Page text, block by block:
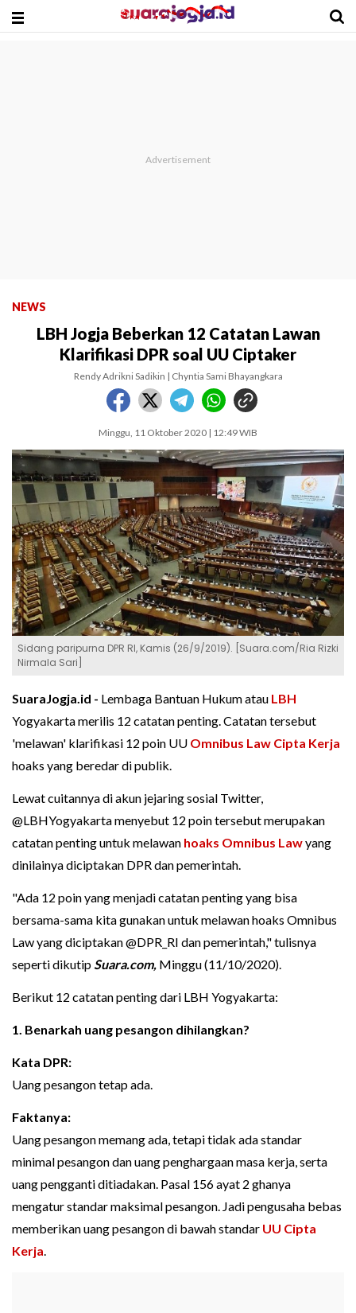
NEWS
LBH Jogja Beberkan 12 Catatan Lawan
Klarifikasi DPR soal UU Ciptaker
Rendy Adrikni Sadikin | Chyntia Sami Bhayangkara
Minggu, 11 Oktober 2020 | 12:49 WIB
Sidang paripurna DPR RI, Kamis (26/9/2019). [Suara.com/Ria Rizki
Nirmala Sari]
SuaraJogja.id - Lembaga Bantuan Hukum atau LBH
Yogyakarta merilis 12 catatan penting. Catatan tersebut
'melawan' klarifikasi 12 poin UU Omnibus Law Cipta Kerja
hoaks yang beredar di publik.
Lewat cuitannya di akun jejaring sosial Twitter,
@LBHYogyakarta menyebut 12 poin tersebut merupakan
catatan penting untuk melawan hoaks Omnibus Lawyang
dinilainya diciptakan DPR dan pemerintah.
"Ada 12 poin yang menjadi catatan penting yang bisa
bersama-sama kita gunakan untuk melawan hoaks Omnibus
Law yang diciptakan @DPR_RI dan pemerintah," tulisnya
seperti dikutipSuara.com, Minggu (11/10/2020).
Berikut 12 catatan penting dari LBH Yogyakarta:
1. Benarkah uang pesangon dihilangkan?
Kata DPR:
Uang pesangon tetap ada.
Faktanya:
Uang pesangon memang ada, tetapi tidak ada standar
minimal pesangon dan uang penghargaan masa kerja, serta
uang pengganti ditiadakan. Pasal 156 ayat 2 ghanya
mengatur standar maksimal pesangon. Jadi pengusaha bebas
memberikan uang pesangon di bawah standar UU Cipta
Kerja.